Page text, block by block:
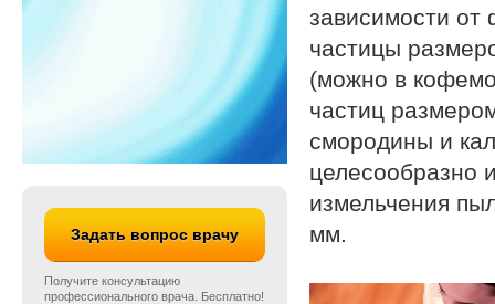
Задать вопрос врачу
Получите консультацию
профессионального врача. Бесплатно!
зависимости от
частицы
(можно в
частиц
смородины и
целесообразно
измельчения
мм.